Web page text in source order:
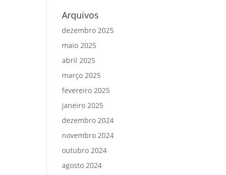
Arquivos
dezembro 2025
maio 2025
abril 2025
março 2025
fevereiro 2025
janeiro 2025
dezembro 2024
novembro 2024
outubro 2024
agosto 2024